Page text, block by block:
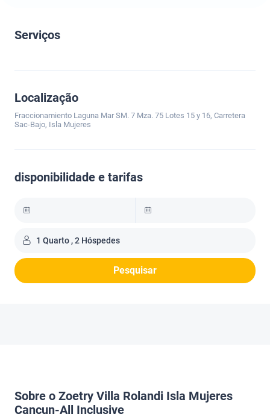
Serviços
Localização
Fraccionamiento Laguna Mar SM. 7 Mza. 75 Lotes 15 y 16, Carretera
Sac-Bajo, Isla Mujeres
disponibilidade e tarifas
1 Quarto , 2 Hóspedes
Pesquisar
Sobre o Zoetry Villa Rolandi Isla Mujeres
Cancun-All Inclusive